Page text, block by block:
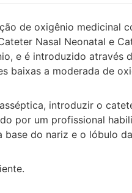
de oxigênio medicinal
Nasal Neonatal e
e é introduzido através
baixas a moderada de
introduzir o
por um profissional
do nariz e o lóbulo